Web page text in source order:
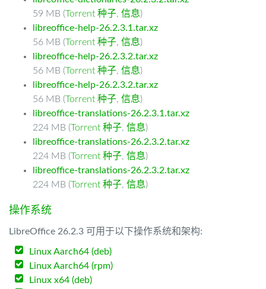
59 MB (Torrent 种子, 信息)
libreoffice-help-26.2.3.1.tar.xz
56 MB (Torrent 种子, 信息)
libreoffice-help-26.2.3.2.tar.xz
56 MB (Torrent 种子, 信息)
libreoffice-help-26.2.3.2.tar.xz
56 MB (Torrent 种子, 信息)
libreoffice-translations-26.2.3.1.tar.xz
224 MB (Torrent 种子, 信息)
libreoffice-translations-26.2.3.2.tar.xz
224 MB (Torrent 种子, 信息)
libreoffice-translations-26.2.3.2.tar.xz
224 MB (Torrent 种子, 信息)
操作系统
LibreOffice 26.2.3 可用于以下操作系统和架构:
Linux Aarch64 (deb)
Linux Aarch64 (rpm)
Linux x64 (deb)